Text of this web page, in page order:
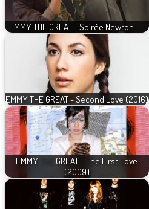
EMMY THE GREAT - Soirée Newton -…
EMMY THE GREAT - Second Love (2016)
EMMY THE GREAT - The First Love
(2009)